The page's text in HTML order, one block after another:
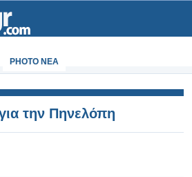
PHOTO NEA
την Πηνελόπη